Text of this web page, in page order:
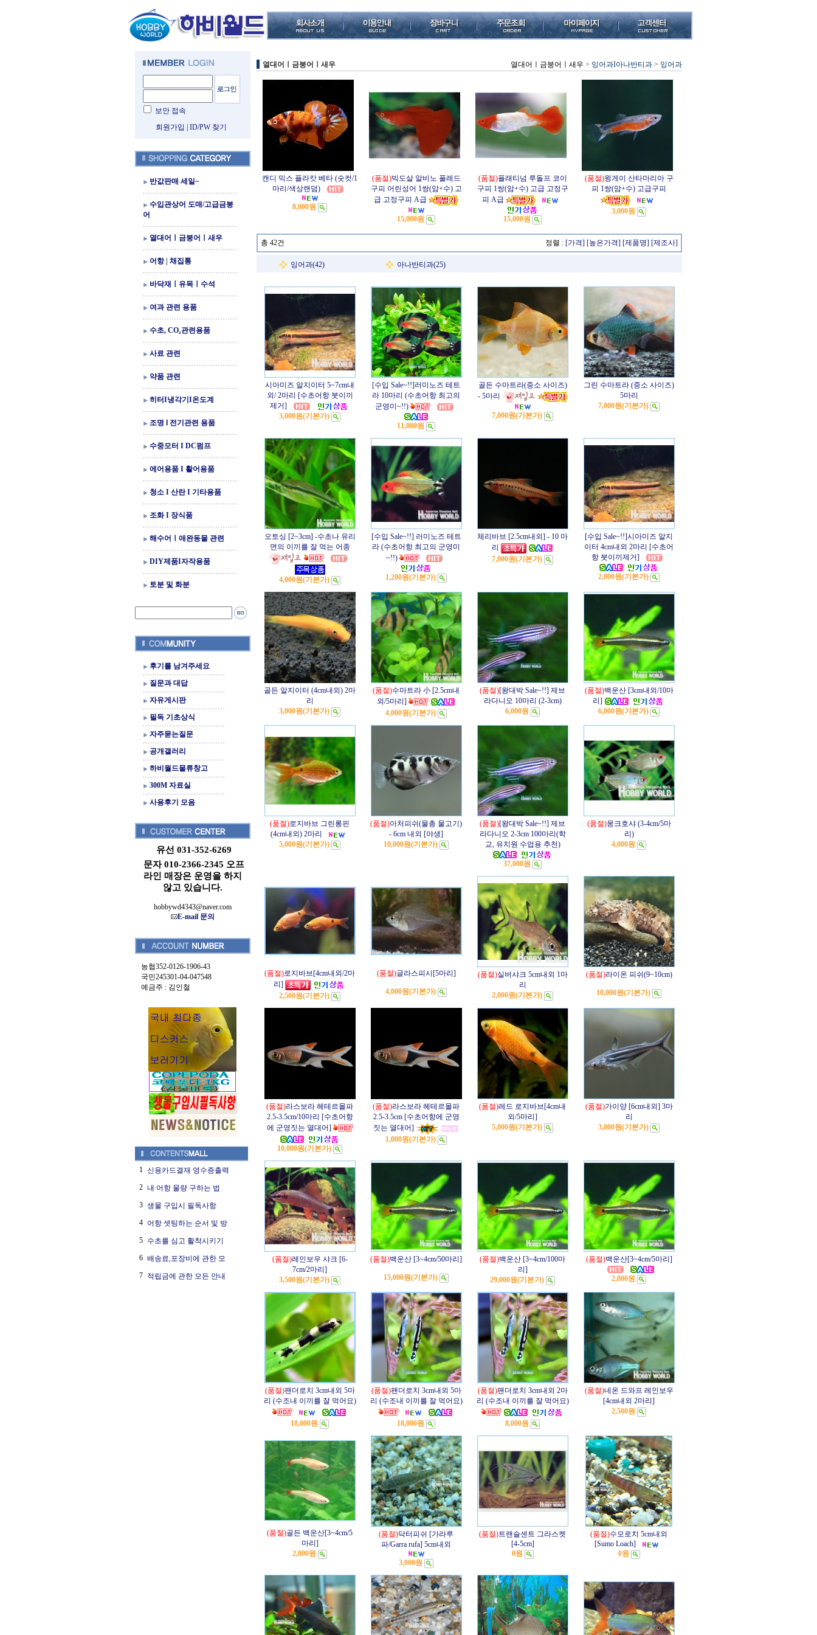
보안 접속
회원가입
ID/PW 찾기
반값판매 세일~
수입관상어 도매/고급금붕
어
열대어ㅣ금붕어ㅣ새우
어항 | 채집통
바닥재ㅣ유목ㅣ수석
여과 관련 용품
수초, CO₂관련용품
사료 관련
약품 관련
히터I냉각기I온도계
조명 l 전기관련 용품
수중모터 I DC펌프
에어용품 I 활어용품
청소 I 산란 I 기타용품
조화 I 장식품
해수어ㅣ애완동물 관련
DIY제품I자작용품
토분 및 화분
후기를 남겨주세요
질문과 대답
자유게시판
필독 기초상식
자주묻는질문
공개갤러리
하비월드물류창고
300M 자료실
사용후기 모음
유선 031-352-6269
문자 010-2366-2345 오프
라인 매장은 운영을 하지
않고 있습니다.
hobbywd4343@naver.com
E-mail 문의
농협352-0126-1906-43
국민245301-04-047548
예금주 : 김인철
1 신용카드결재 영수증출력
2 내 어항 물량 구하는 법
3 생물 구입시 필독사항
4 어항 셋팅하는 순서 및 방
5 수초를 심고 활착시키기
6 배송료,포장비에 관한 모
7 적립금에 관한 모든 안내
열대어ㅣ금붕어ㅣ새우 열대어ㅣ금붕어ㅣ새우 > 잉어과I아나반티과 > 잉어과
캔디 믹스 플라캇 베타 (숫컷/1
마리/색상랜덤)
8,000원
(품절)빅도살 알비노 풀레드
구피 어린성어 1쌍(암+수) 고
급 고정구피 A급
15,000원
(품절)플래티넘 루돌프 코이
구피 1쌍(암+수) 고급 고정구
피 A급
15,000원
(품절)윙게이 산타마리아 구
피 1쌍(암+수) 고급구피
3,000원
총 42건 정렬 : [가격] [높은가격] [제품명] [제조사]
잉어과(42) 아나반티과(25)
시아미즈 알지이터 5~7cm내
외/ 2마리 [수초어항 붓이끼
제거]
3,000원(기본가)
[수입 Sale~!!]러미노즈 테트
라 10마리 (수초어항 최고의
군영미~!!)
11,000원
골든 수마트라(중소 사이즈)
- 5마리
7,000원(기본가)
그린 수마트라 (중소 사이즈)
5마리
7,000원(기본가)
오토싱 [2~3cm] -수초나 유리
면의 이끼를 잘 먹는 어종
4,000원(기본가)
[수입 Sale~!!] 러미노즈 테트
라 (수초어항 최고의 군영미
~!!)
1,200원(기본가)
체리바브 [2.5cm내외] - 10 마
리
7,000원(기본가)
[수입 Sale~!!]시아미즈 알지
이터 4cm내외 2마리 [수초어
항 붓이끼제거]
2,000원(기본가)
골든 알지이터 (4cm내외) 2마
리
3,000원(기본가)
(품절)수마트라 小 [2.5cm내
외/5마리]
4,000원(기본가)
(품절)[왕대박 Sale~!!] 제브
라다니오 10마리 (2-3cm)
6,000원
(품절)백운산 [3cm내외/10마
리]
6,000원(기본가)
(품절)로지바브 그린롱핀
(4cm내외) 2마리
5,000원(기본가)
(품절)아처피쉬(물총 물고기)
- 6cm 내외 [야생]
10,000원(기본가)
(품절)[왕대박 Sale~!!] 제브
라다니오 2-3cm 100마리(학
교, 유치원 수업용 추천)
37,000원
(품절)몽크호샤 (3-4cm/5마
리)
4,000원
(품절)로지바브[4cm내외/2마
리]
2,500원(기본가)
(품절)글라스피시[5마리]
4,000원(기본가)
(품절)실버샤크 5cm내외 1마
리
2,000원(기본가)
(품절)라이온 피쉬(9~10cm)
10,000원(기본가)
(품절)라스보라 헤테르몰파
2.5-3.5cm/10마리 [수초어항
에 군영짓는 열대어]
10,000원(기본가)
(품절)라스보라 헤테르몰파
2.5-3.5cm [수초어항에 군영
짓는 열대어]
1,000원(기본가)
(품절)레드 로지바브[4cm내
외/5마리]
5,000원(기본가)
(품절)가이양 [6cm내외] 3마
리
3,000원(기본가)
(품절)레인보우 샤크 [6-
7cm/2마리]
3,500원(기본가)
(품절)백운산 [3~4cm/50마리]
15,000원(기본가)
(품절)백운산 [3~4cm/100마
리]
29,000원(기본가)
(품절)백운산[3~4cm/5마리]
2,000원
(품절)팬더로치 3cm내외 5마
리 (수조내 이끼를 잘 먹어요)
18,000원
(품절)팬더로치 3cm내외 5마
리 (수조내 이끼를 잘 먹어요)
18,000원
(품절)팬더로치 3cm내외 2마
리 (수조내 이끼를 잘 먹어요)
8,000원
(품절)네온 드와프 레인보우
[4cm내외 2마리]
2,500원
(품절)골든 백운산[3~4cm/5
마리]
2,000원
(품절)닥터피쉬 [가라루
파/Garra rufa] 5cm내외
3,000원
(품절)트랜슬센트 그라스켓
[4-5cm]
0원
(품절)수모로치 5cm내외
[Sumo Loach]
0원